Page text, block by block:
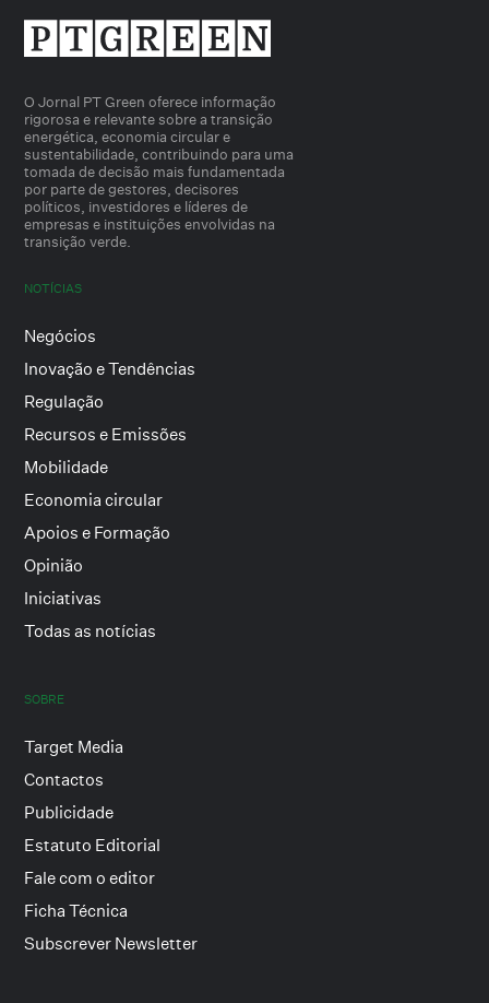
O Jornal PT Green oferece informação
rigorosa e relevante sobre a transição
energética, economia circular e
sustentabilidade, contribuindo para uma
tomada de decisão mais fundamentada
por parte de gestores, decisores
políticos, investidores e líderes de
empresas e instituições envolvidas na
transição verde.
NOTÍCIAS
Negócios
Inovação e Tendências
Regulação
Recursos e Emissões
Mobilidade
Economia circular
Apoios e Formação
Opinião
Iniciativas
Todas as notícias
SOBRE
Target Media
Contactos
Publicidade
Estatuto Editorial
Fale com o editor
Ficha Técnica
Subscrever Newsletter